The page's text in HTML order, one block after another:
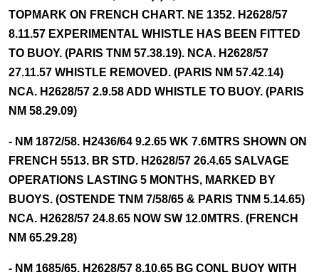
TOPMARK ON FRENCH CHART. NE 1352. H2628/57
8.11.57 EXPERIMENTAL WHISTLE HAS BEEN FITTED
TO BUOY. (PARIS TNM 57.38.19). NCA. H2628/57
27.11.57 WHISTLE REMOVED. (PARIS NM 57.42.14)
NCA. H2628/57 2.9.58 ADD WHISTLE TO BUOY. (PARIS
NM 58.29.09)
- NM 1872/58. H2436/64 9.2.65 WK 7.6MTRS SHOWN ON
FRENCH 5513. BR STD. H2628/57 26.4.65 SALVAGE
OPERATIONS LASTING 5 MONTHS, MARKED BY
BUOYS. (OSTENDE TNM 7/58/65 & PARIS TNM 5.14.65)
NCA. H2628/57 24.8.65 NOW SW 12.0MTRS. (FRENCH
NM 65.29.28)
- NM 1685/65. H2628/57 8.10.65 BG CONL BUOY WITH